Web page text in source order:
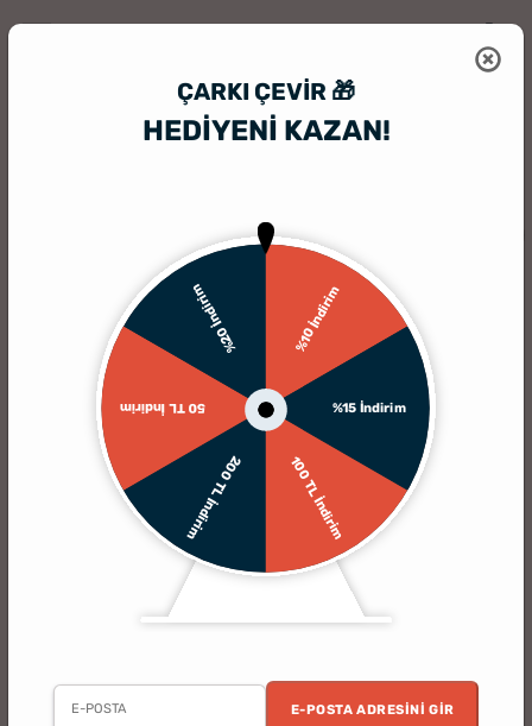
ÇARKI ÇEVIR 🎁
HEDİYENİ KAZAN!
%10 İndirim
%15 İndirim
100 TL İndirim
200 TL İndirim
50 TL İndirim
%20 İndirim
E-POSTA ADRESINI GIR